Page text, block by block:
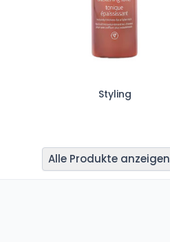
Styling
Alle Produkte anzeigen